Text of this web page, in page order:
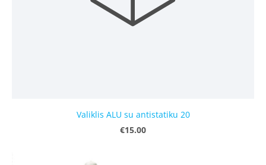
Valiklis ALU su antistatiku 20
€15.00